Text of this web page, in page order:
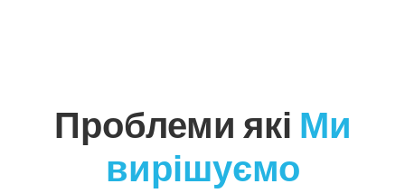
Проблеми які Ми
вирішуємо